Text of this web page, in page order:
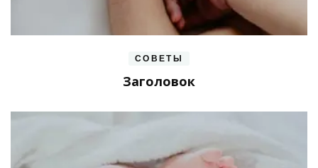
СОВЕТЫ
Заголовок